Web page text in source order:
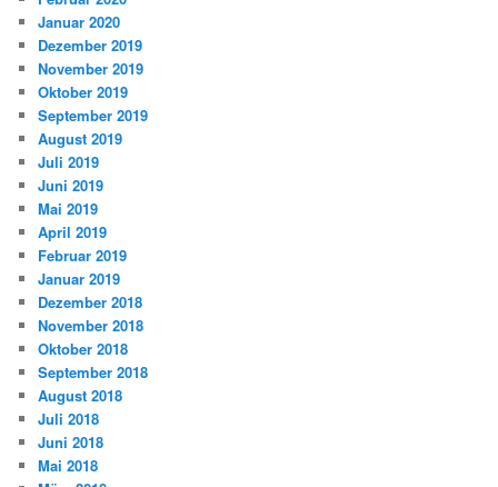
Januar 2020
Dezember 2019
November 2019
Oktober 2019
September 2019
August 2019
Juli 2019
Juni 2019
Mai 2019
April 2019
Februar 2019
Januar 2019
Dezember 2018
November 2018
Oktober 2018
September 2018
August 2018
Juli 2018
Juni 2018
Mai 2018